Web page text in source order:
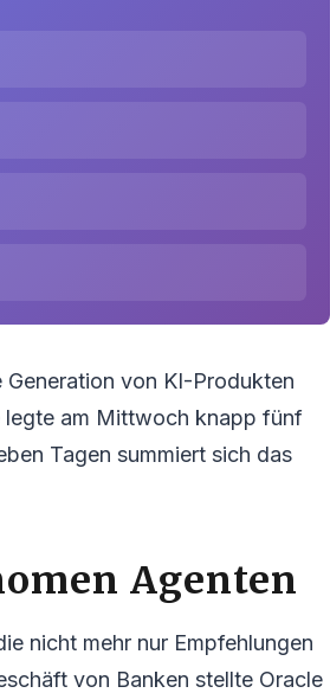
Generation von KI-Produkten
am Mittwoch knapp fünf
Tagen summiert sich das
Agenten
nicht mehr nur Empfehlungen
von Banken stellte Oracle